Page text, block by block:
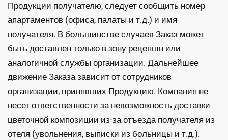
Продукции получателю, следует сообщить номер
апартаментов (офиса, палаты и т.д.) и имя
получателя. В большинстве случаев Заказ может
быть доставлен только в зону рецепшн или
аналогичной службы организации. Дальнейшее
движение Заказа зависит от сотрудников
организации, принявших Продукцию. Компания не
несет ответственности за невозможность доставки
цветочной композиции из-за отъезда получателя из
отеля (увольнения, выписки из больницы и т.д.).